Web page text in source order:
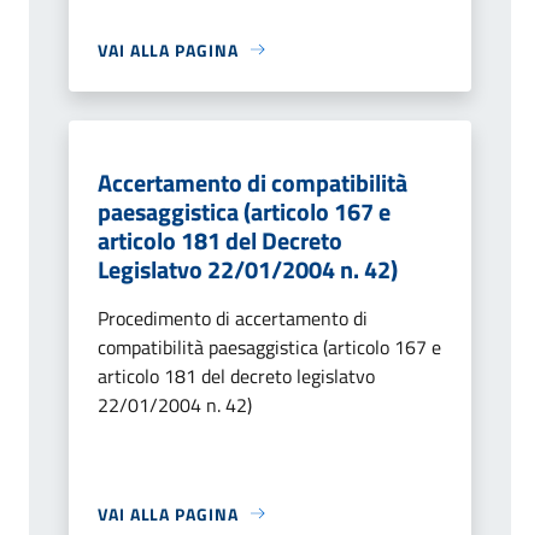
VAI ALLA PAGINA
Accertamento di compatibilità
paesaggistica (articolo 167 e
articolo 181 del Decreto
Legislatvo 22/01/2004 n. 42)
Procedimento di accertamento di
compatibilità paesaggistica (articolo 167 e
articolo 181 del decreto legislatvo
22/01/2004 n. 42)
VAI ALLA PAGINA